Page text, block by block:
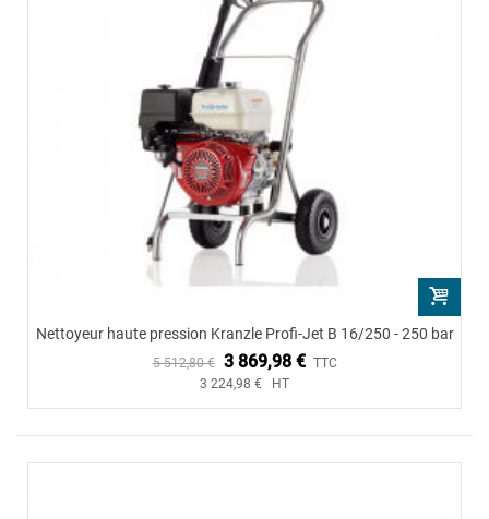
Nettoyeur haute pression Kranzle Profi-Jet B 16/250 - 250 bar
5 512,80 € 3 869,98 € TTC
3 224,98 € HT